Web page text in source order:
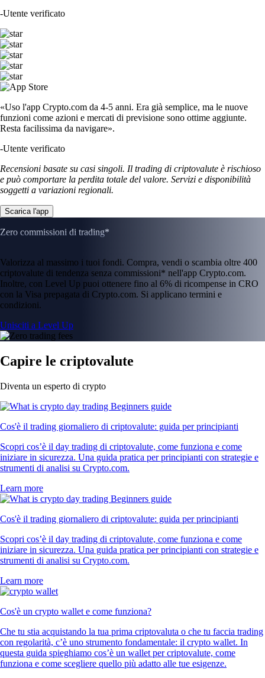
-Utente verificato
«Uso l'app Crypto.com da 4-5 anni. Era già semplice, ma le nuove
funzioni come azioni e mercati di previsione sono ottime aggiunte.
Resta facilissima da navigare».
-Utente verificato
Recensioni basate su casi singoli. Il trading di criptovalute è rischioso
e può comportare la perdita totale del valore. Servizi e disponibilità
soggetti a variazioni regionali.
Scarica l'app
Zero commissioni di trading*
Valorizza al massimo i tuoi fondi. Compra, vendi o scambia oltre 400
criptovalute di tendenza senza commissioni* nell'app Crypto.com.
Inoltre, con Level Up puoi ottenere fino al 6% di ricompense in CRO
con la Visa prepagata di Crypto.com. Si applicano termini e
condizioni.
Unisciti a Level Up
Capire le criptovalute
Diventa un esperto di crypto
Cos'è il trading giornaliero di criptovalute: guida per principianti
Scopri cos’è il day trading di criptovalute, come funziona e come
iniziare in sicurezza. Una guida pratica per principianti con strategie e
strumenti di analisi su Crypto.com.
Learn more
Cos'è il trading giornaliero di criptovalute: guida per principianti
Scopri cos’è il day trading di criptovalute, come funziona e come
iniziare in sicurezza. Una guida pratica per principianti con strategie e
strumenti di analisi su Crypto.com.
Learn more
Cos'è un crypto wallet e come funziona?
Che tu stia acquistando la tua prima criptovaluta o che tu faccia trading
con regolarità, c’è uno strumento fondamentale: il crypto wallet. In
questa guida spieghiamo cos’è un wallet per criptovalute, come
funziona e come scegliere quello più adatto alle tue esigenze.